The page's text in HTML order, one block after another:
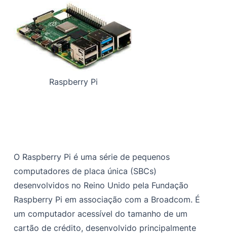
Raspberry Pi
O Raspberry Pi é uma série de pequenos
computadores de placa única (SBCs)
desenvolvidos no Reino Unido pela Fundação
Raspberry Pi em associação com a Broadcom. É
um computador acessível do tamanho de um
cartão de crédito, desenvolvido principalmente